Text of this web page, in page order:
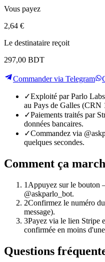
Vous payez
2,64 €
Le destinataire reçoit
297,00 BDT
Commander via Telegram
✓Exploité par Parlo
au Pays de Galles (CRN
✓Paiements traités par
données bancaires.
✓Commandez via
quelques secondes.
Comment ça
1 Appuyez sur le bouton
@askparlo_bot.
2Confirmez le numéro
message).
3Payez via le lien Stripe
confirmée en moins
Questions